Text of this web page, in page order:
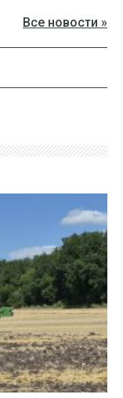
Все новости »